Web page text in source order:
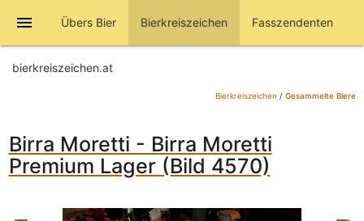
menu Übers Bier Bierkreiszeichen Fasszendenten
bierkreiszeichen.at
Bierkreiszeichen / Gesammelte Biere
Birra Moretti - Birra Moretti
Premium Lager (Bild 4570)